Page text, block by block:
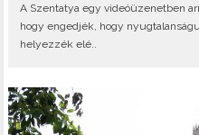
A Szentatya egy videóüzenetben
hogy engedjék, hogy
helyezzék elé..